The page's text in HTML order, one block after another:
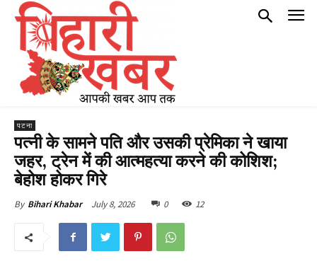
पटना
पत्नी के सामने पति और उसकी प्रेमिका ने खाया
जहर, ट्रेन में की आत्महत्या करने की कोशिश;
बेहोश होकर गिरे
By Bihari Khabar July 8, 2026 0 12